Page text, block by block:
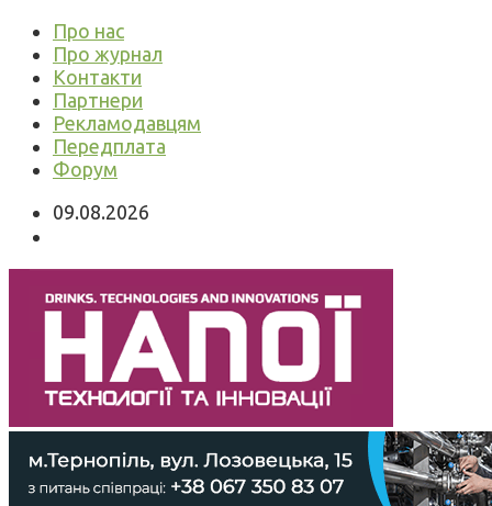
Про нас
Про журнал
Контакти
Партнери
Рекламодавцям
Передплата
Форум
09.08.2026